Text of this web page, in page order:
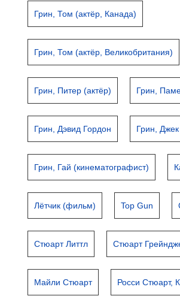
Грин, Том (актёр, Канада)
Грин, Том (актёр, Великобритания)
Грин, Питер (актёр) Грин,
Грин, Дэвид Гордон Грин,
Грин, Гай (кинематографист)
Лётчик (фильм) Top Gun
Стюарт Литтл Стюарт
Майли Стюарт Росси Стюарт,